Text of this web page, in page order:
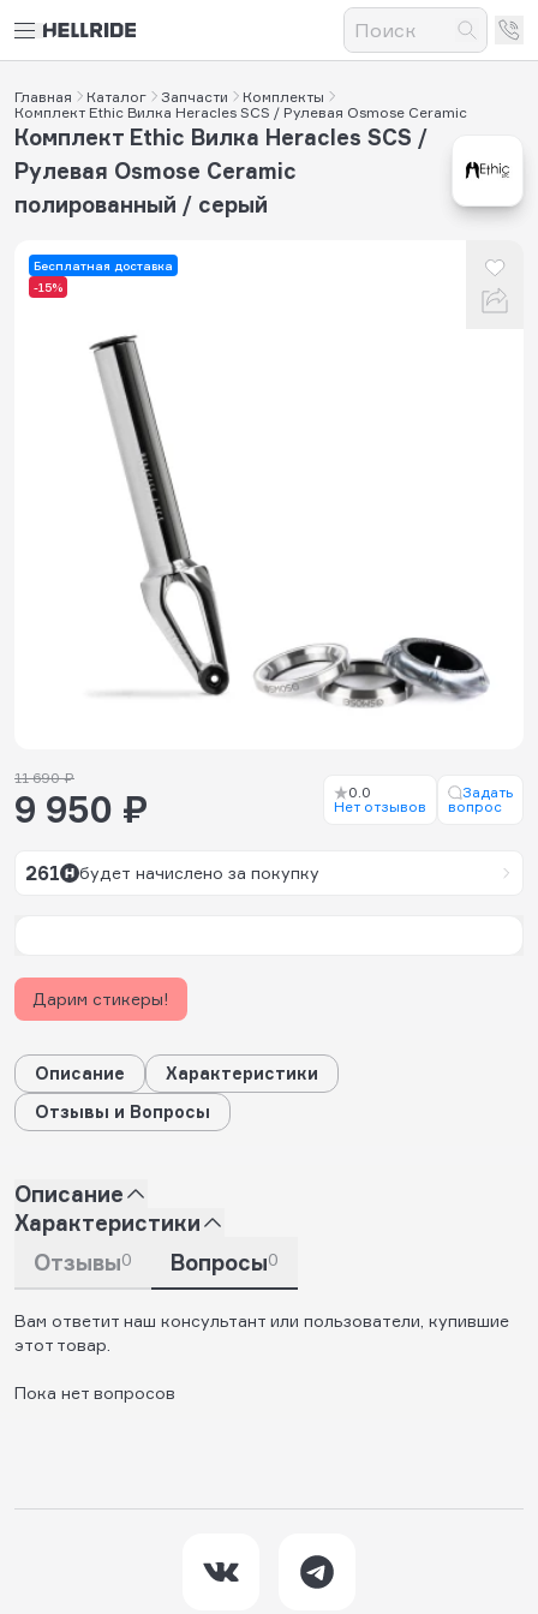
Главная Каталог Запчасти
Комплекты
Комплект Ethic Вилка Heracles SCS / Рулевая Osmose Ceramic
Бесплатная доставка
-15%
Комплект Ethic Вилка Heracles SCS /
Рулевая Osmose Ceramic
полированный / серый
11 690 ₽
9 950 ₽
0.0
Нет отзывов
Задать
вопрос
261 будет начислено за покупку
Дарим стикеры!
Описание
Характеристики
Отзывы и Вопросы
Описание
Характеристики
Отзывы0 Вопросы0
Вам ответит наш консультант или пользователи, купившие
этот товар.
Пока нет вопросов